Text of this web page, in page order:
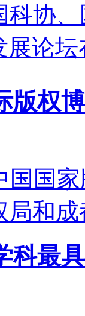
科协
展论
版权
国国
局和
科最